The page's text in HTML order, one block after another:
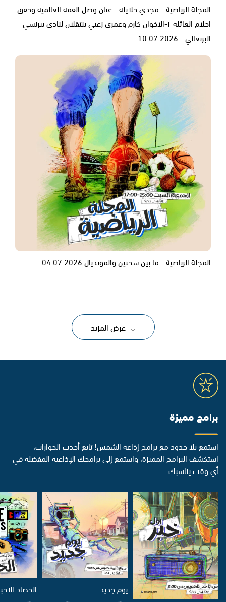
المجلة الرياضية - مجدي خلايله:- عنان وصل القمه العالميه وحقق
احلام العائله ٢-الاخوان كارم وعمري زعبي ينتقلان لنادي بيرنسي
البرتغالي - 10.07.2026
المجلة الرياضية - ما بين سخنين والمونديال 04.07.2026 -
عرض المزيد
برامج مميزة
استمع بلا حدود مع برامج إذاعة الشمس! تابع أحدث الحوارات،
استكشف البرامج المميزة، واستمع إلى برامجك الإذاعية المفضلة في
أي وقت يناسبك.
يوم جديد
الحصاد